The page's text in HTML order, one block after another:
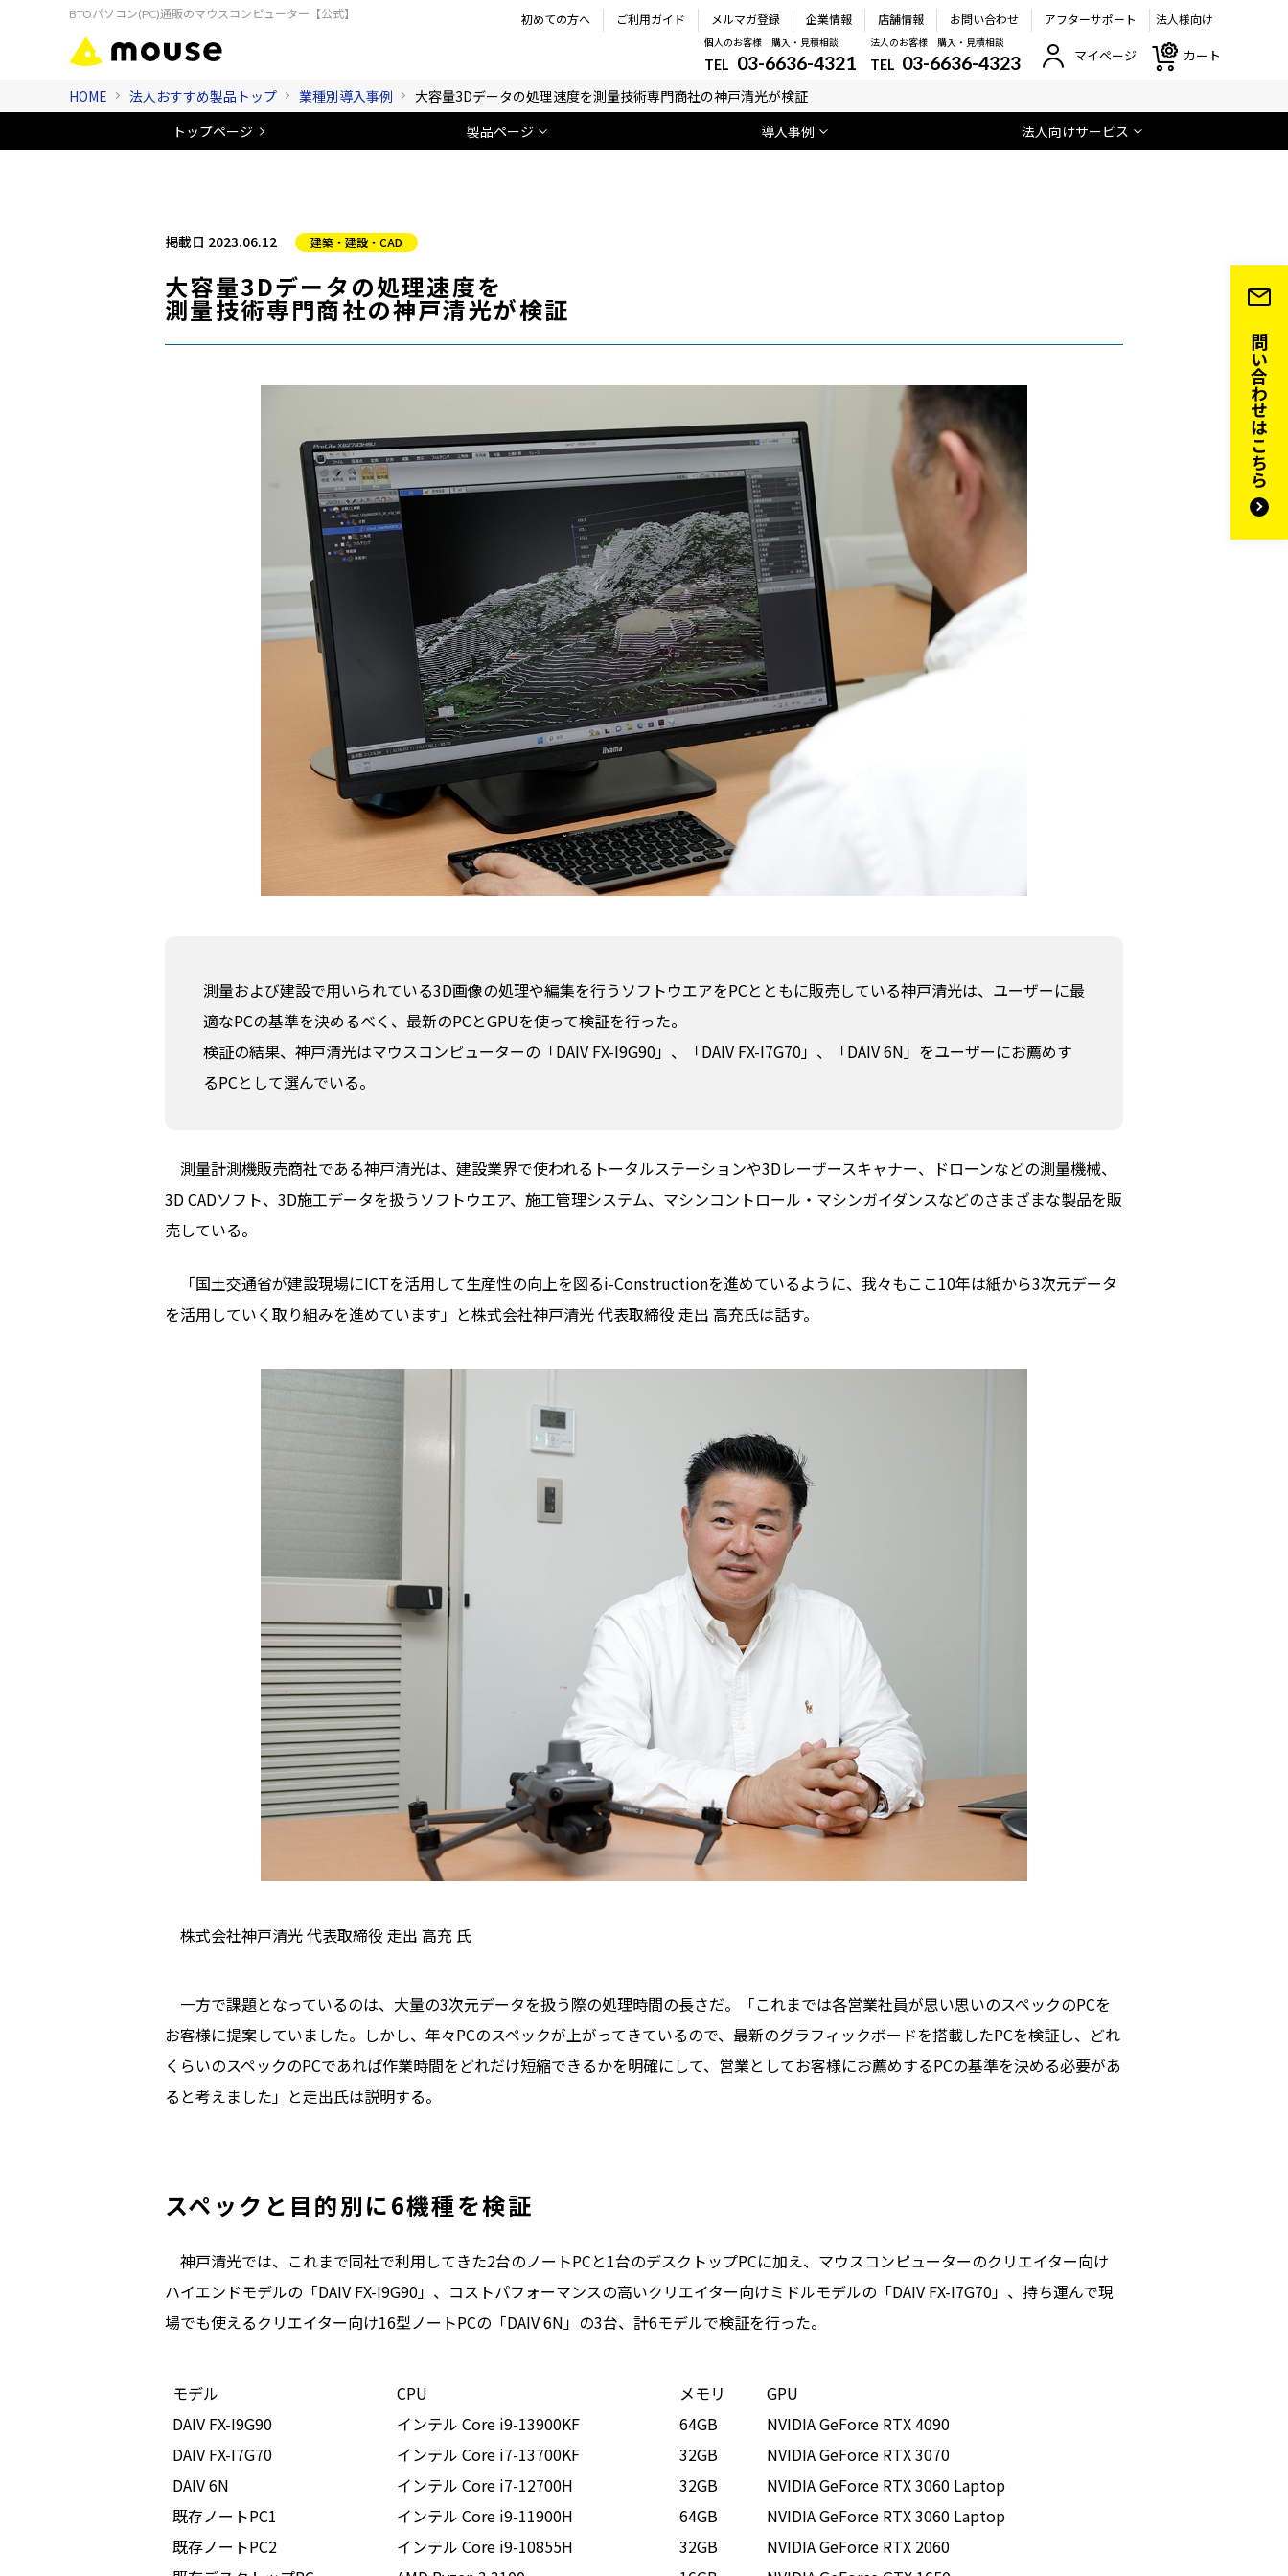
BTOパソコン(PC)通販のマウスコンピューター【公式】 初めての方へ ご利用ガイド メルマガ登録 企業情報 店舗情報 お問い合わせ アフターサポート 法人様向け
個人のお客様 購入・見積相談
TEL 03-6636-4321
法人のお客様 購入・見積相談
TEL 03-6636-4323 マイページ カート
HOME 法人おすすめ製品トップ 業種別導入事例
大容量3Dデータの処理速度を測量技術専門商社の神戸清光が検証
トップページ
製品ページ 導入事例 法人向けサービス
掲載日 2023.06.12 建築・建設・CAD
大容量3Dデータの処理速度を
測量技術専門商社の神戸清光が検証
測量および建設で用いられている3D画像の処理や編集を行うソフトウエアをPCとともに販売している神戸清光は、ユーザーに最
適なPCの基準を決めるべく、最新のPCとGPUを使って検証を行った。
検証の結果、神戸清光はマウスコンピューターの「DAIV FX-I9G90」、「DAIV FX-I7G70」、「DAIV 6N」をユーザーにお薦めす
るPCとして選んでいる。
測量計測機販売商社である神戸清光は、建設業界で使われるトータルステーションや3Dレーザースキャナー、ドローンなどの測量機械、
3D CADソフト、3D施工データを扱うソフトウエア、施工管理システム、マシンコントロール・マシンガイダンスなどのさまざまな製品を販
売している。
「国土交通省が建設現場にICTを活用して生産性の向上を図るi-Constructionを進めているように、我々もここ10年は紙から3次元データ
を活用していく取り組みを進めています」と株式会社神戸清光 代表取締役 走出 高充氏は話す。
株式会社神戸清光 代表取締役 走出 高充 氏
一方で課題となっているのは、大量の3次元データを扱う際の処理時間の長さだ。「これまでは各営業社員が思い思いのスペックのPCを
お客様に提案していました。しかし、年々PCのスペックが上がってきているので、最新のグラフィックボードを搭載したPCを検証し、どれ
くらいのスペックのPCであれば作業時間をどれだけ短縮できるかを明確にして、営業としてお客様にお薦めするPCの基準を決める必要があ
ると考えました」と走出氏は説明する。
スペックと目的別に6機種を検証
神戸清光では、これまで同社で利用してきた2台のノートPCと1台のデスクトップPCに加え、マウスコンピューターのクリエイター向け
ハイエンドモデルの「DAIV FX-I9G90」、コストパフォーマンスの高いクリエイター向けミドルモデルの「DAIV FX-I7G70」、持ち運んで現
場でも使えるクリエイター向け16型ノートPCの「DAIV 6N」の3台、計6モデルで検証を行った。
モデル CPU メモリ
GPU
DAIV FX-I9G90
インテル Core i9-13900KF 64GB
NVIDIA GeForce RTX 4090
DAIV FX-I7G70
インテル Core i7-13700KF 32GB
NVIDIA GeForce RTX 3070
DAIV 6N
インテル Core i7-12700H 32GB
NVIDIA GeForce RTX 3060 Laptop
既存ノートPC1
インテル Core i9-11900H 64GB
NVIDIA GeForce RTX 3060 Laptop
既存ノートPC2
インテル Core i9-10855H 32GB
NVIDIA GeForce RTX 2060
お問い合わせはこちら